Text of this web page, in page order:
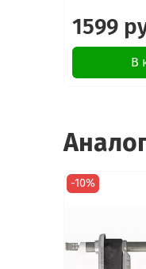
1599
В
-10%